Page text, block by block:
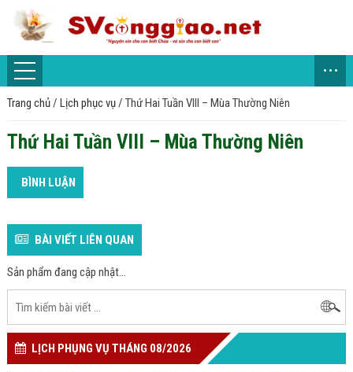
...
Trang chủ/ Lịch phục vụ/ Thứ Hai Tuần VIII – Mùa Thường Niên
Thứ Hai Tuần VIII – Mùa Thường Niên
BÌNH LUẬN
BÀI VIẾT LIÊN QUAN
Sản phẩm đang cập nhật...
LỊCH PHỤNG VỤ THÁNG 08/2026